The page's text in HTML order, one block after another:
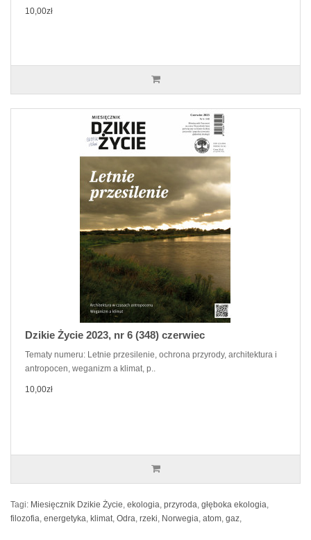
10,00zł
Dzikie Życie 2023, nr 6 (348) czerwiec
Tematy numeru: Letnie przesilenie, ochrona przyrody, architektura i
antropocen, weganizm a klimat, p..
10,00zł
Tagi: Miesięcznik Dzikie Życie, ekologia, przyroda, głęboka ekologia,
filozofia, energetyka, klimat, Odra, rzeki, Norwegia, atom, gaz,